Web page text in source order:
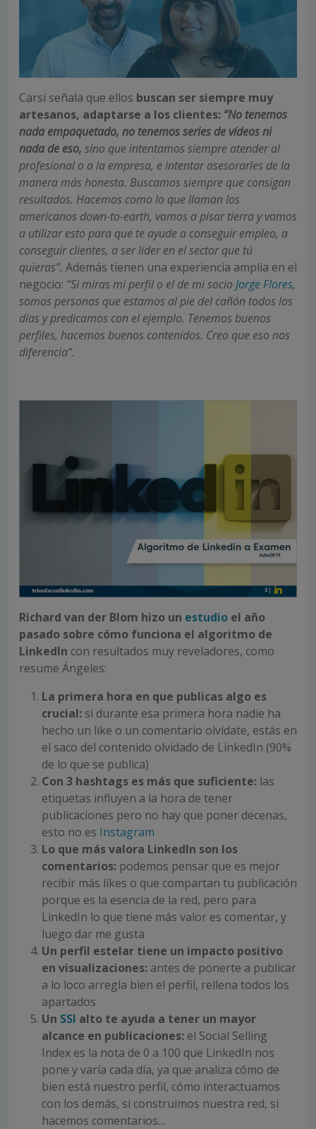
Carsi señala que ellos buscan ser siempre muy
artesanos, adaptarse a los clientes: “No tenemos
nada empaquetado, no tenemos series de vídeos ni
nada de eso, sino que intentamos siempre atender al
profesional o a la empresa, e intentar asesorarles de la
manera más honesta. Buscamos siempre que consigan
resultados. Hacemos como lo que llaman los
americanos down-to-earth, vamos a pisar tierra y vamos
a utilizar esto para que te ayude a conseguir empleo, a
conseguir clientes, a ser líder en el sector que tú
quieras”. Además tienen una experiencia amplia en el
negocio: “Si miras mi perfil o el de mi socio Jorge Flores,
somos personas que estamos al pie del cañón todos los
días y predicamos con el ejemplo. Tenemos buenos
perfiles, hacemos buenos contenidos. Creo que eso nos
diferencia”.
Richard van der Blom hizo un estudio el año
pasado sobre cómo funciona el algoritmo de
LinkedIn con resultados muy reveladores, como
resume Ángeles:
La primera hora en que publicas algo es
crucial: si durante esa primera hora nadie ha
hecho un like o un comentario olvídate, estás en
el saco del contenido olvidado de LinkedIn (90%
de lo que se publica)
Con 3 hashtags es más que suficiente: las
etiquetas influyen a la hora de tener
publicaciones pero no hay que poner decenas,
esto no es Instagram
Lo que más valora LinkedIn son los
comentarios: podemos pensar que es mejor
recibir más likes o que compartan tu publicación
porque es la esencia de la red, pero para
LinkedIn lo que tiene más valor es comentar, y
luego dar me gusta
Un perfil estelar tiene un impacto positivo
en visualizaciones: antes de ponerte a publicar
a lo loco arregla bien el perfil, rellena todos los
apartados
Un SSI alto te ayuda a tener un mayor
alcance en publicaciones: el Social Selling
Index es la nota de 0 a 100 que LinkedIn nos
pone y varía cada día, ya que analiza cómo de
bien está nuestro perfil, cómo interactuamos
con los demás, si construimos nuestra red, si
hacemos comentarios…